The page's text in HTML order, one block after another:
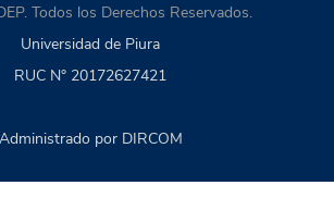
Todos los Derechos Reservados.
Universidad de Piura
RUC N° 20172627421
Administrado por DIRCOM